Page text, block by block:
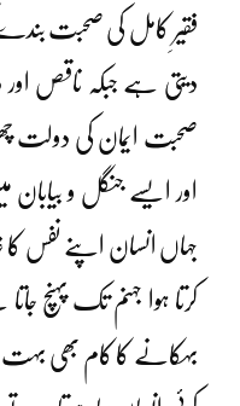
فقیرِ کامل کی صحبت بندے
دیتی ہے جبکہ ناقص
صحبت ایمان کی دولت
اور ایسے جنگل و بیابان
جہاں انسان اپنے نفس
کرتا ہوا جہنم تک پہنچ
بہکانے کا کام بھی